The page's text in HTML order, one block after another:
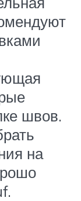
швов.
на